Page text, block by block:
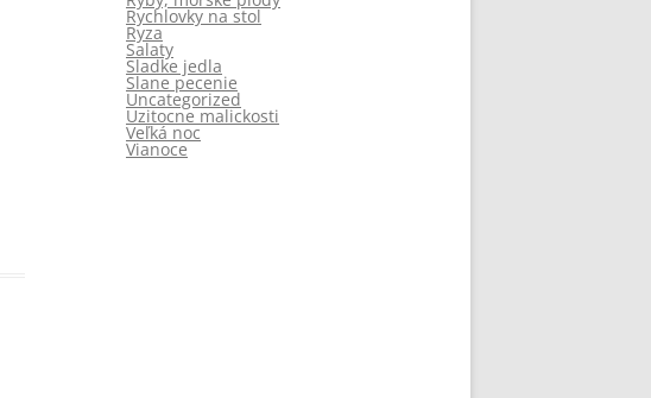
Rychlovky na stol
Ryza
Salaty
Sladke jedla
Slane pecenie
Uncategorized
Uzitocne malickosti
Veľká noc
Vianoce